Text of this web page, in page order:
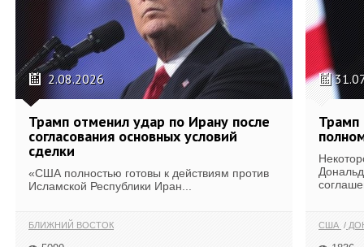
2.08.2026
Трамп отменил удар по Ирану после
согласования основных условий
сделки
«США полностью готовы к действиям против
Исламской Республики Иран...
БЛИЖНИЙ ВОСТОК
Трамп
США